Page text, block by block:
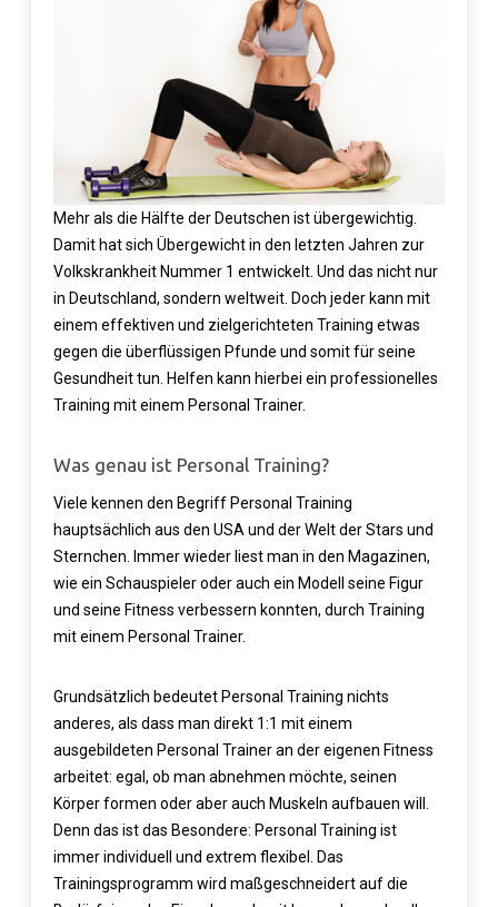
Mehr als die Hälfte der Deutschen ist übergewichtig.
Damit hat sich Übergewicht in den letzten Jahren zur
Volkskrankheit Nummer 1 entwickelt. Und das nicht nur
in Deutschland, sondern weltweit. Doch jeder kann mit
einem effektiven und zielgerichteten Training etwas
gegen die überflüssigen Pfunde und somit für seine
Gesundheit tun. Helfen kann hierbei ein professionelles
Training mit einem Personal Trainer.
Was genau ist Personal Training?
Viele kennen den Begriff Personal Training
hauptsächlich aus den USA und der Welt der Stars und
Sternchen. Immer wieder liest man in den Magazinen,
wie ein Schauspieler oder auch ein Modell seine Figur
und seine Fitness verbessern konnten, durch Training
mit einem Personal Trainer.
Grundsätzlich bedeutet Personal Training nichts
anderes, als dass man direkt 1:1 mit einem
ausgebildeten Personal Trainer an der eigenen Fitness
arbeitet: egal, ob man abnehmen möchte, seinen
Körper formen oder aber auch Muskeln aufbauen will.
Denn das ist das Besondere: Personal Training ist
immer individuell und extrem flexibel.
Das
Trainingsprogramm wird maßgeschneidert auf die